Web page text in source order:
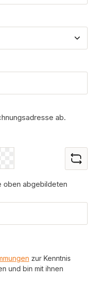
ab.
oben abgebildeten
zur Kenntnis
und bin mit ihnen